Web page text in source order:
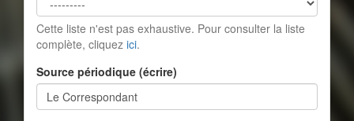
Cette liste n'est pas exhaustive. Pour consulter la liste
complète, cliquez ici.
Source périodique (écrire)